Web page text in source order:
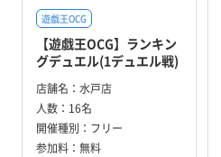
遊戯王OCG
【遊戯王OCG】ランキン
グデュエル(1デュエル戦)
店舗名： 水戸店
人数： 16名
開催種別： フリー
参加料： 無料